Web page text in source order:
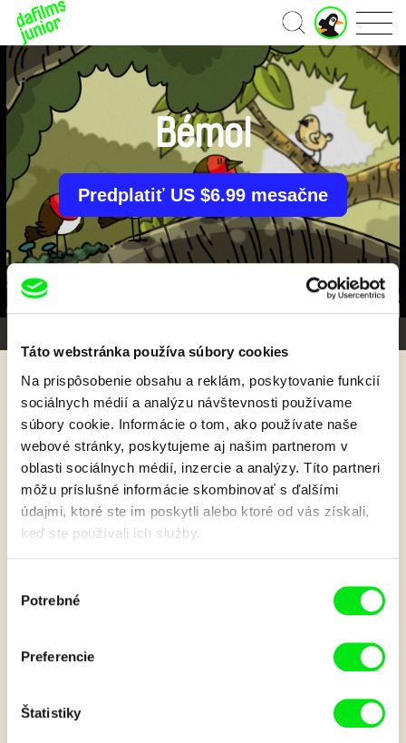
Táto webstránka používa súbory cookies
Na prispôsobenie obsahu a reklám, poskytovanie funkcií
sociálnych médií a analýzu návštevnosti používame
súbory cookie. Informácie o tom, ako používate naše
webové stránky, poskytujeme aj našim partnerom v
oblasti sociálnych médií, inzercie a analýzy. Títo partneri
môžu príslušné informácie skombinovať s ďalšími
údajmi, ktoré ste im poskytli alebo ktoré od vás získali,
keď ste používali ich služby.
súhlasu
Potrebné
Preferencie
Štatistiky
Domov
J
u
n
o
r
č
Bémol
Predplatiť US $6.99 mesačne
Späť
Bémol
V lese spieva neoperený slávik. Jedného dňa sa v lese
rozpúta búrka. Slávik nemá perie, takže prechladne a už viac
Zobraziť viac
Je nám ľúto, ale tento film nie je vo Vašej krajine